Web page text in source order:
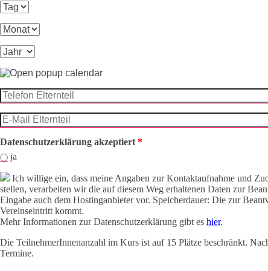
Tag
Monat
Jahr
Telefon Elternteil*
E-Mail Elternteil
Datenschutzerklärung akzeptiert *
ja
Ich willige ein, dass meine Angaben zur Kontaktaufnahme und
stellen, verarbeiten wir die auf diesem Weg erhaltenen Daten zur
Eingabe auch dem Hostinganbieter vor. Speicherdauer: Die zur
Vereinseintritt kommt.
Mehr Informationen zur Datenschutzerklärung gibt es hier.
Die TeilnehmerInnenanzahl im Kurs ist auf 15 Plätze beschränkt.
Termine.